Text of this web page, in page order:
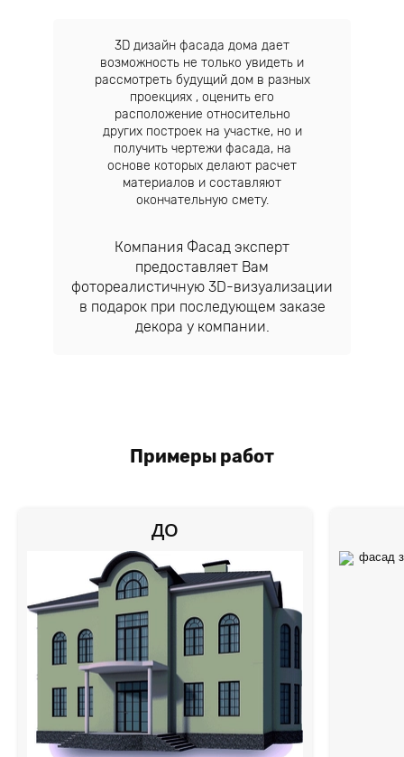
3D дизайн фасада дома дает
возможность не только увидеть и
рассмотреть будущий дом в разных
проекциях , оценить его
расположение относительно
других построек на участке, но и
получить чертежи фасада, на
основе которых делают расчет
материалов и составляют
окончательную смету.
Компания Фасад эксперт
предоставляет Вам
фотореалистичную 3D-визуализации
в подарок при последующем заказе
декора у компании.
Примеры работ
ДО